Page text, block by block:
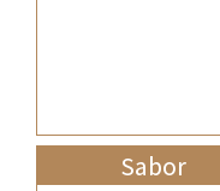
Sabor